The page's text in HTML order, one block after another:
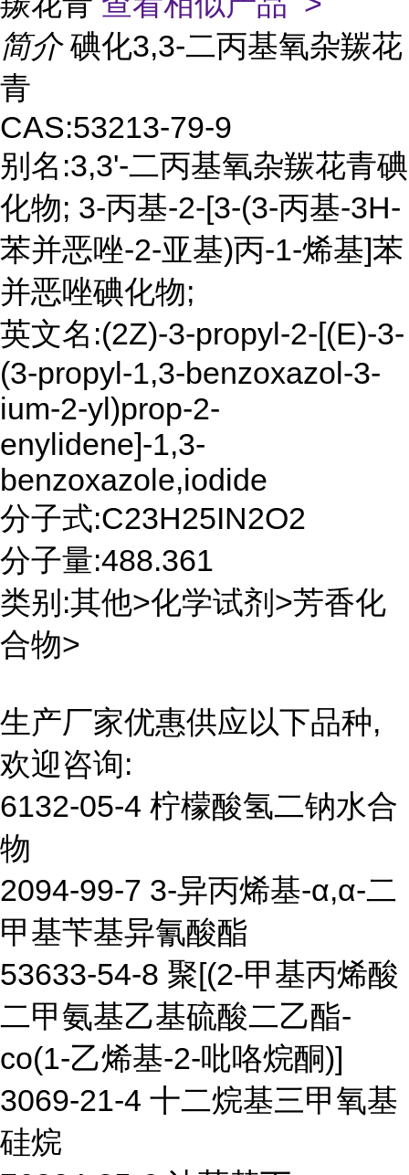
简介 碘化3,3-二丙基氧杂羰花
青
CAS:53213-79-9
别名:3,3'-二丙基氧杂羰花青碘
化物; 3-丙基-2-[3-(3-丙基-3H-
苯并恶唑-2-亚基)丙-1-烯基]苯
并恶唑碘化物;
英文名:(2Z)-3-propyl-2-[(E)-3-
(3-propyl-1,3-benzoxazol-3-
ium-2-yl)prop-2-
enylidene]-1,3-
benzoxazole,iodide
分子式:C23H25IN2O2
分子量:488.361
类别:其他>化学试剂>芳香化
合物>
生产厂家优惠供应以下品种,
欢迎咨询:
6132-05-4 柠檬酸氢二钠水合
物
2094-99-7 3-异丙烯基-α,α-二
甲基苄基异氰酸酯
53633-54-8 聚[(2-甲基丙烯酸
二甲氨基乙基硫酸二乙酯-
co(1-乙烯基-2-吡咯烷酮)]
3069-21-4 十二烷基三甲氧基
硅烷